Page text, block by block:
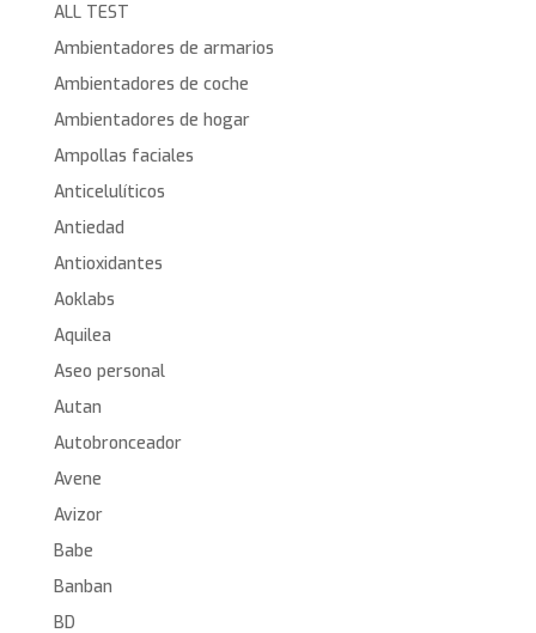
ALL TEST
Ambientadores de armarios
Ambientadores de coche
Ambientadores de hogar
Ampollas faciales
Anticelulíticos
Antiedad
Antioxidantes
Aoklabs
Aquilea
Aseo personal
Autan
Autobronceador
Avene
Avizor
Babe
Banban
BD